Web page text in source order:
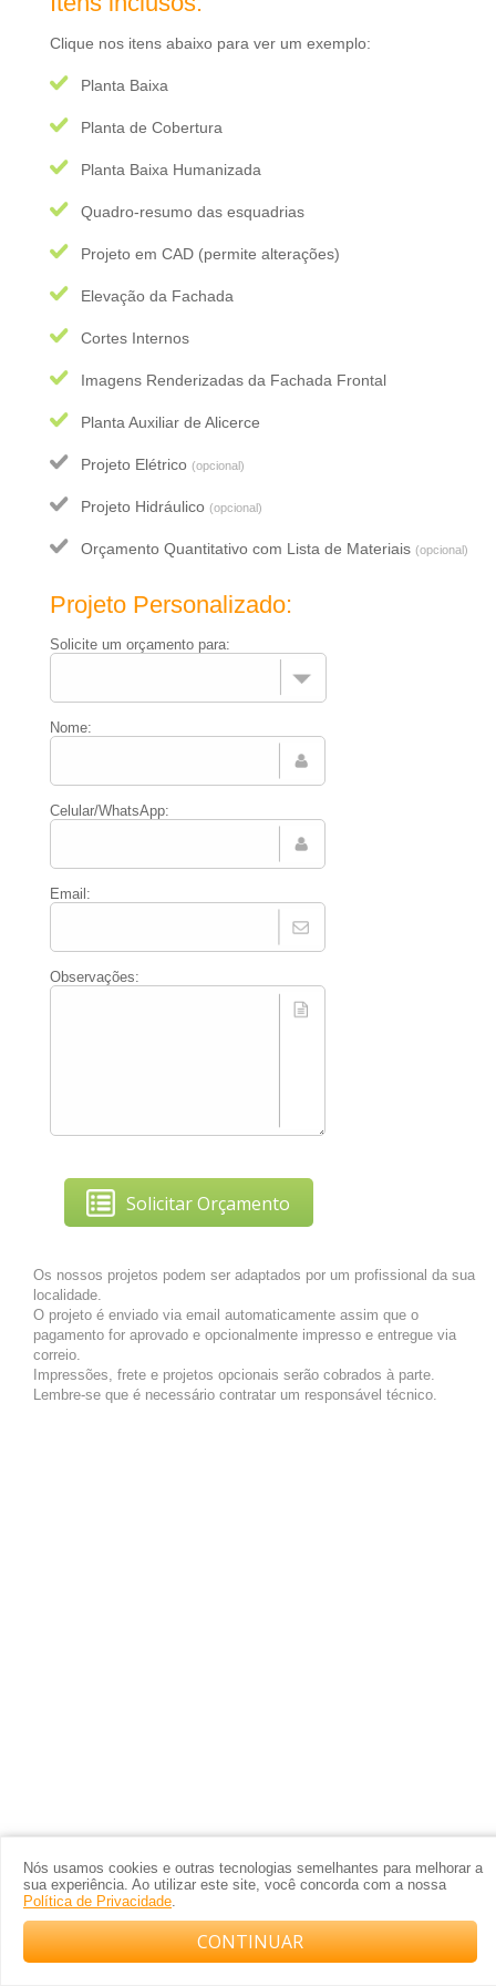
Nós usamos cookies e outras tecnologias semelhantes para melhorar a
sua experiência. Ao utilizar este site, você concorda com a nossa
Política de Privacidade.
CONTINUAR
Clique nos itens abaixo para ver um exemplo:
Planta Baixa
Planta de Cobertura
Planta Baixa Humanizada
Quadro-resumo das esquadrias
Projeto em CAD (permite alterações)
Elevação da Fachada
Cortes Internos
Imagens Renderizadas da Fachada Frontal
Planta Auxiliar de Alicerce
Projeto Elétrico (opcional)
Projeto Hidráulico (opcional)
Orçamento Quantitativo com Lista de Materiais (opcional)
Projeto Personalizado:
Solicite um orçamento para:
Nome:
Celular/WhatsApp:
Email:
Observações:
Solicitar Orçamento
Os nossos projetos podem ser adaptados por um profissional da sua
localidade.
O projeto é enviado via email automaticamente assim que o
pagamento for aprovado e opcionalmente impresso e entregue via
correio.
Impressões, frete e projetos opcionais serão cobrados à parte.
Lembre-se que é necessário contratar um responsável técnico.
Compre com o arquiteto no WhatsApp